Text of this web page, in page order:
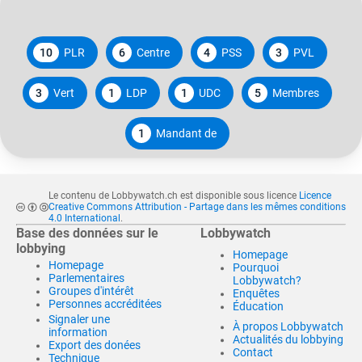
10 PLR 6 Centre 4 PSS 3 PVL
3 Vert 1 LDP 1 UDC 5 Membres
1 Mandant de
Le contenu de Lobbywatch.ch est disponible sous licence Licence
Creative Commons Attribution - Partage dans les mêmes conditions
4.0 International .
Base des données sur le
lobbying
Homepage
Parlementaires
Groupes d'intérêt
Personnes accréditées
Signaler une
information
Export des donées
Technique
Lobbywatch
Homepage
Pourquoi
Lobbywatch?
Enquêtes
Éducation
À propos Lobbywatch
Actualités du lobbying
Contact